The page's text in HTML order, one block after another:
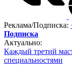
Реклама/Подписка:
Подписка
Актуально:
Каждый третий
специальностями